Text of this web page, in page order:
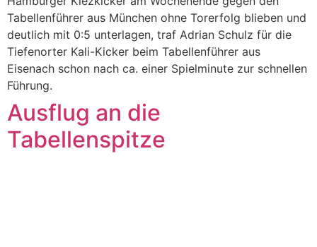
Tabellenführer aus München ohne Torerfolg blieben und
deutlich mit 0:5 unterlagen, traf Adrian Schulz für die
Tiefenorter Kali-Kicker beim Tabellenführer aus
Eisenach schon nach ca. einer Spielminute zur schnellen
Führung.
Ausflug an die
Tabellenspitze